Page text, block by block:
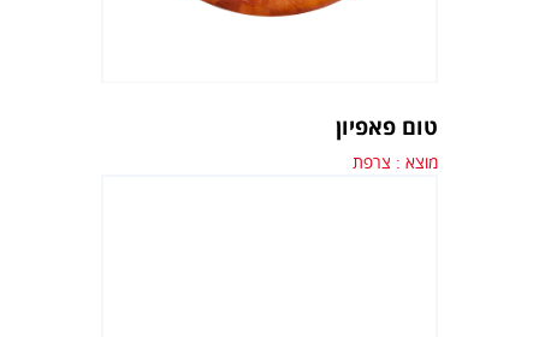
טום פאפיון
מוצא : צרפת